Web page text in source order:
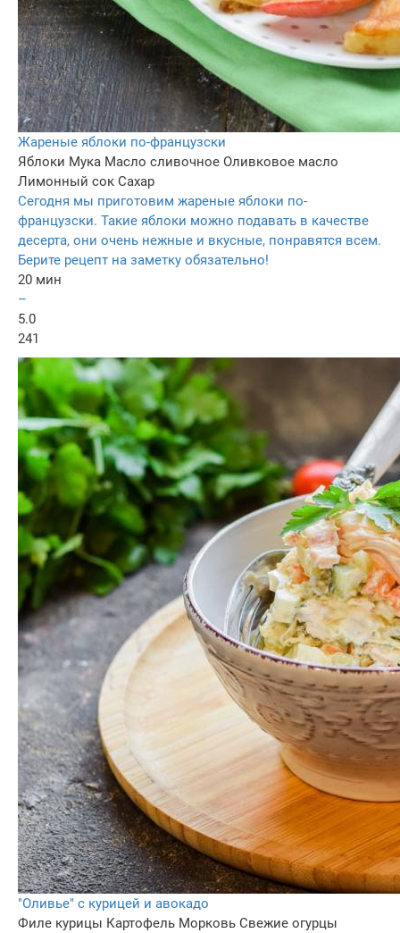
Жареные яблоки по-французски
Яблоки Мука Масло сливочное Оливковое масло
Лимонный сок Сахар
Сегодня мы приготовим жареные яблоки по-
французски. Такие яблоки можно подавать в качестве
десерта, они очень нежные и вкусные, понравятся всем.
Берите рецепт на заметку обязательно!
20 мин
–
5.0
241
"Оливье" с курицей и авокадо
Филе курицы Картофель Морковь Свежие огурцы